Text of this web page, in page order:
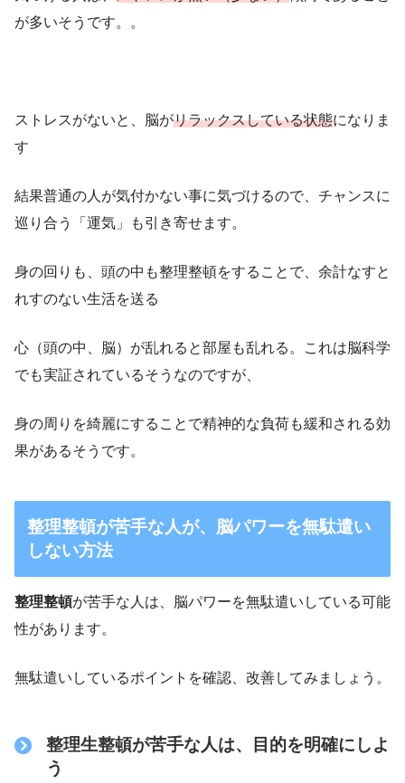
が多いそうです。。
ストレスがないと、脳がリラックスしている状態になりま
す
結果普通の人が気付かない事に気づけるので、チャンスに
巡り合う「運気」も引き寄せます。
身の回りも、頭の中も整理整頓をすることで、余計なすと
れすのない生活を送る
心（頭の中、脳）が乱れると部屋も乱れる。これは脳科学
でも実証されているそうなのですが、
身の周りを綺麗にすることで精神的な負荷も緩和される効
果があるそうです。
整理整頓が苦手な人が、脳パワーを無駄遣い
しない方法
整理整頓が苦手な人は、脳パワーを無駄遣いしている可能
性があります。
無駄遣いしているポイントを確認、改善してみましょう。
整理生整頓が苦手な人は、目的を明確にしよ
う